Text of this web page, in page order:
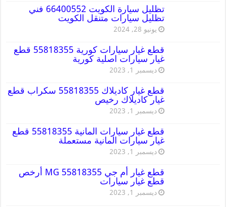
تظليل سيارة الكويت 66400552 فني
تظليل سيارات متنقل الكويت
يونيو 28, 2024
قطع غيار سيارات كورية 55818355 قطع
غيار سيارات اصلية كورية
ديسمبر 1, 2023
قطع غيار كاديلاك 55818355 سكراب قطع
غيار كاديلاك رخيص
ديسمبر 1, 2023
قطع غيار سيارات المانية 55818355 قطع
غيار سيارات المانية مستعملة
ديسمبر 1, 2023
قطع غيار أم جي MG 55818355 أرخص
قطع غيار سيارات
ديسمبر 1, 2023